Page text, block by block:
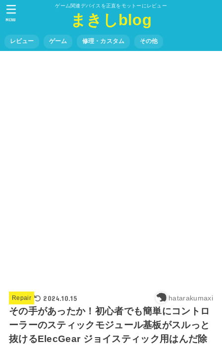
ゲーム関連デバイスを正直をモットーにレビュー
まきしblog
レビュー ゲーム 修理・カスタム その他
MENU
Repair 2024.10.15 hatarakumaxi
その手があったか！初心者でも簡単にコントロ
ーラーのスティックモジュール基板がスルっと
抜けるElecGear ジョイスティック用はんだ除